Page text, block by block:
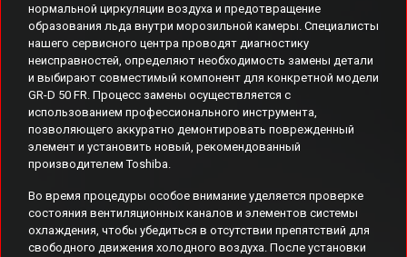
нормальной циркуляции воздуха и предотвращение
образования льда внутри морозильной камеры. Специалисты
нашего сервисного центра проводят диагностику
неисправностей, определяют необходимость замены детали
и выбирают совместимый компонент для конкретной модели
GR-D 50 FR. Процесс замены осуществляется с
использованием профессионального инструмента,
позволяющего аккуратно демонтировать поврежденный
элемент и установить новый, рекомендованный
производителем Toshiba.
Во время процедуры особое внимание уделяется проверке
состояния вентиляционных каналов и элементов системы
охлаждения, чтобы убедиться в отсутствии препятствий для
свободного движения холодного воздуха. После установки